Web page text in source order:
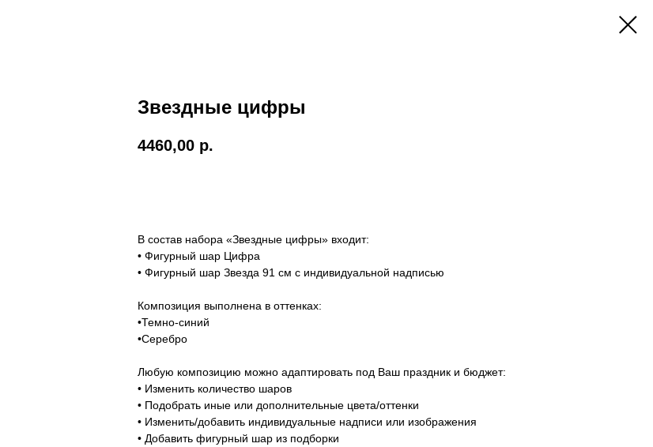
Звездные цифры
4460,00 р.
В состав набора «Звездные цифры» входит:
• Фигурный шар Цифра
• Фигурный шар Звезда 91 см с индивидуальной надписью
Композиция выполнена в оттенках:
•Темно-синий
•Серебро
Любую композицию можно адаптировать под Ваш праздник и бюджет:
• Изменить количество шаров
• Подобрать иные или дополнительные цвета/оттенки
• Изменить/добавить индивидуальные надписи или изображения
• Добавить фигурный шар из подборки